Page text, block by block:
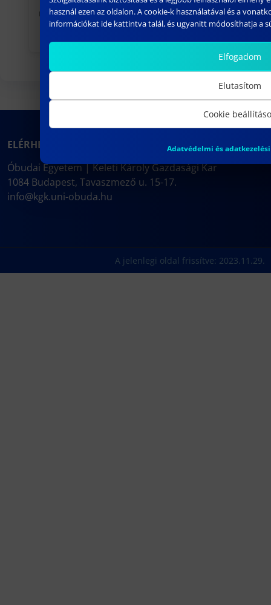
Keleti Károly Gazdasági Karán
november 30, 2023
ELÉRHETŐSÉG
Óbudai Egyetem | Keleti Károly Gazdasági Kar
1084 Budapest, Tavaszmező u. 15-17.
info@kgk.uni-obuda.hu
használ ezen az oldalon. A cookie-k használatával és a
információkat ide kattintva talál, és ugyanitt módosíthatja a
Elfogadom
Elutasítom
Cookie
Adatvédelmi és
A jelenlegi oldal frissítve: 2023.11.29.